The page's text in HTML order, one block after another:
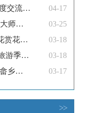
尽享悠然惬意的乡
民陈彬彬：带孩子
“缘系穆云·情牵韩台”文化深度交流活动在穆云乡举行
04-17
桃韵畲风·双匠同行——非遗大师走进福安桃乡
03-25
“走马观花”正当时，福安桃花赏花攻略来啦！
03-18
第十五届穆云畲乡桃花文化旅游季启动
03-18
穆云：春风十里桃花艳 诗画畲乡客如潮
03-17
>>